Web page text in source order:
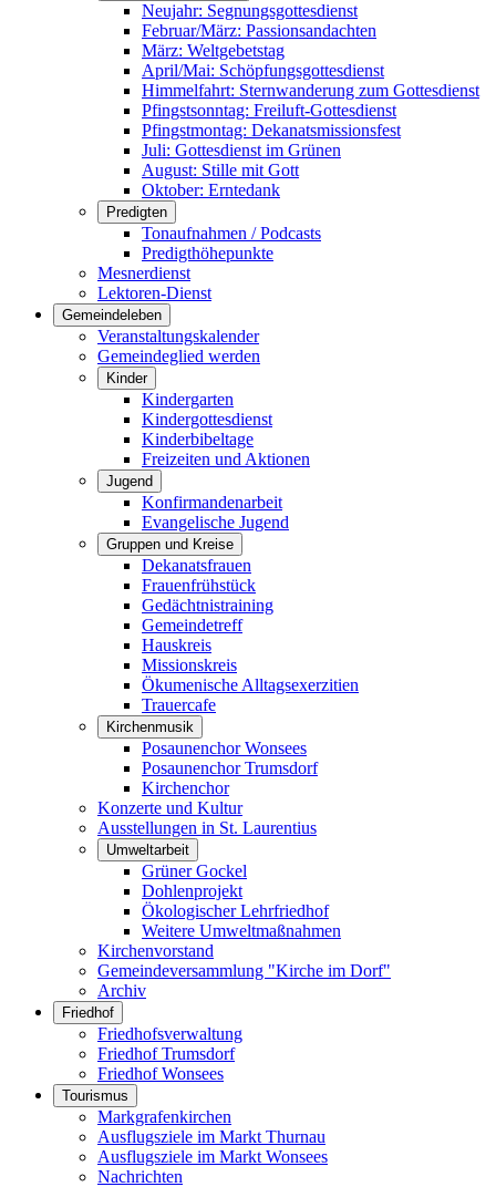
Neujahr: Segnungsgottesdienst
Februar/März: Passionsandachten
März: Weltgebetstag
April/Mai: Schöpfungsgottes­dienst
Himmelfahrt: Sternwanderung zum Gottesdienst
Pfingstsonntag: Freiluft-Gottesdienst
Pfingstmontag: Dekanatsmissionsfest
Juli: Gottesdienst im Grünen
August: Stille mit Gott
Oktober: Erntedank
Predigten
Tonaufnahmen / Podcasts
Predigthöhepunkte
Mesnerdienst
Lektoren-Dienst
Gemeindeleben
Veranstaltungskalender
Gemeindeglied werden
Kinder
Kindergarten
Kindergottesdienst
Kinderbibeltage
Freizeiten und Aktionen
Jugend
Konfirmandenarbeit
Evangelische Jugend
Gruppen und Kreise
Dekanatsfrauen
Frauenfrühstück
Gedächtnistraining
Gemeindetreff
Hauskreis
Missionskreis
Ökumenische Alltagsexerzitien
Trauercafe
Kirchenmusik
Posaunenchor Wonsees
Posaunenchor Trumsdorf
Kirchenchor
Konzerte und Kultur
Ausstellungen in St. Laurentius
Umweltarbeit
Grüner Gockel
Dohlenprojekt
Ökologischer Lehrfriedhof
Weitere Umweltmaßnahmen
Kirchenvorstand
Gemeindeversammlung "Kirche im Dorf"
Archiv
Friedhof
Friedhofsverwaltung
Friedhof Trumsdorf
Friedhof Wonsees
Tourismus
Markgrafenkirchen
Ausflugsziele im Markt Thurnau
Ausflugsziele im Markt Wonsees
Nachrichten